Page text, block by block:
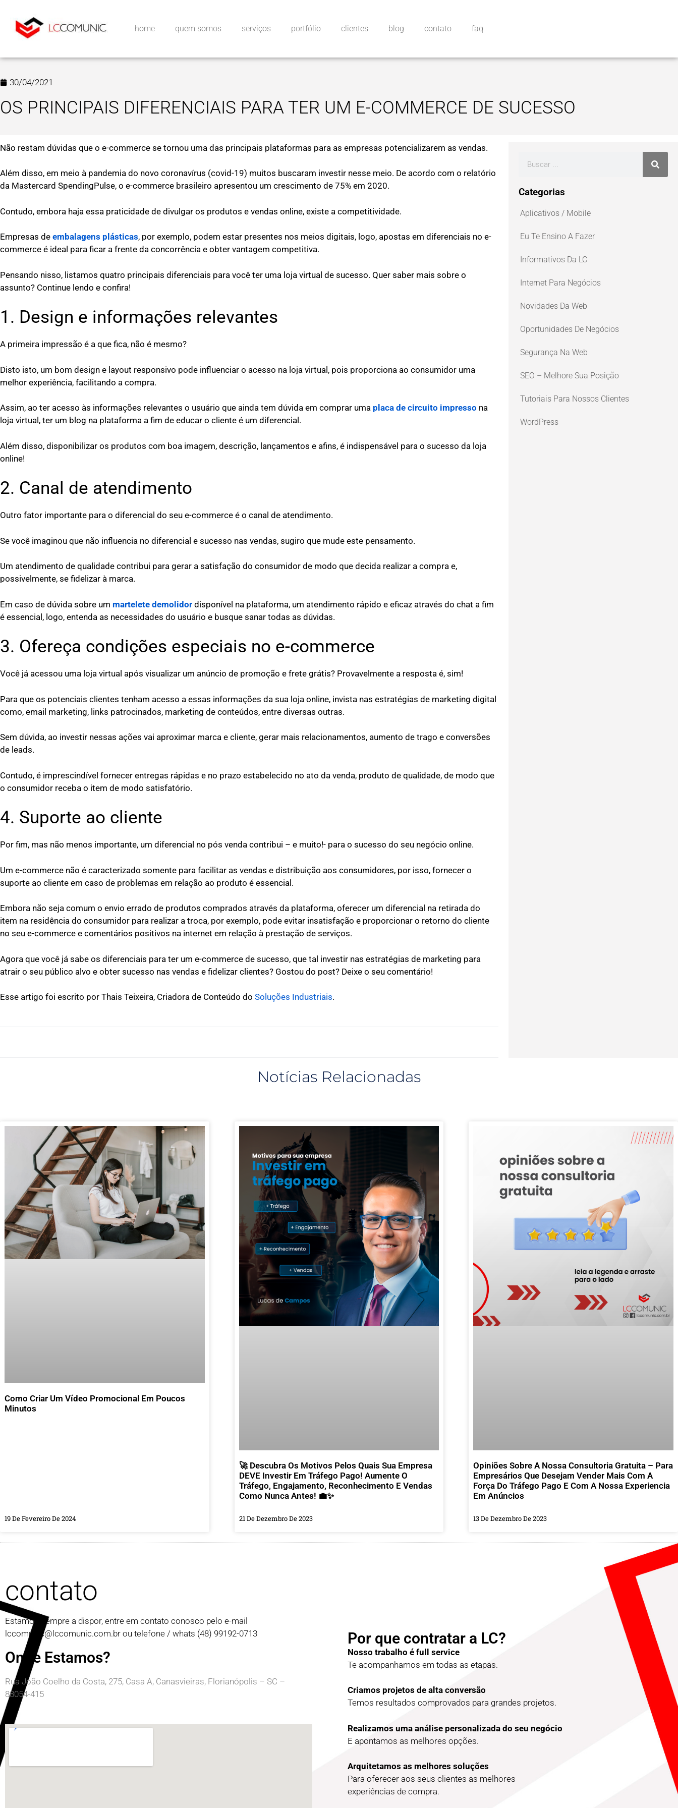
home quem somos serviços portfólio clientes blog contato faq
30/04/2021
OS PRINCIPAIS DIFERENCIAIS PARA TER UM E-COMMERCE DE SUCESSO
Não restam dúvidas que o e-commerce se tornou uma das principais plataformas para as empresas potencializarem as vendas.
Além disso, em meio à pandemia do novo coronavírus (covid-19) muitos buscaram investir nesse meio. De acordo com o relatório
da Mastercard SpendingPulse, o e-commerce brasileiro apresentou um crescimento de 75% em 2020.
Contudo, embora haja essa praticidade de divulgar os produtos e vendas online, existe a competitividade.
Empresas de embalagens plásticas, por exemplo, podem estar presentes nos meios digitais, logo, apostas em diferenciais no e-
commerce é ideal para ficar a frente da concorrência e obter vantagem competitiva.
Pensando nisso, listamos quatro principais diferenciais para você ter uma loja virtual de sucesso. Quer saber mais sobre o
assunto? Continue lendo e confira!
1. Design e informações relevantes
A primeira impressão é a que fica, não é mesmo?
Disto isto, um bom design e layout responsivo pode influenciar o acesso na loja virtual, pois proporciona ao consumidor uma
melhor experiência, facilitando a compra.
Assim, ao ter acesso às informações relevantes o usuário que ainda tem dúvida em comprar uma placa de circuito impresso na
loja virtual, ter um blog na plataforma a fim de educar o cliente é um diferencial.
Além disso, disponibilizar os produtos com boa imagem, descrição, lançamentos e afins, é indispensável para o sucesso da loja
online!
2. Canal de atendimento
Outro fator importante para o diferencial do seu e-commerce é o canal de atendimento.
Se você imaginou que não influencia no diferencial e sucesso nas vendas, sugiro que mude este pensamento.
Um atendimento de qualidade contribui para gerar a satisfação do consumidor de modo que decida realizar a compra e,
possivelmente, se fidelizar à marca.
Em caso de dúvida sobre um martelete demolidor disponível na plataforma, um atendimento rápido e eficaz através do chat a fim
é essencial, logo, entenda as necessidades do usuário e busque sanar todas as dúvidas.
3. Ofereça condições especiais no e-commerce
Você já acessou uma loja virtual após visualizar um anúncio de promoção e frete grátis? Provavelmente a resposta é, sim!
Para que os potenciais clientes tenham acesso a essas informações da sua loja online, invista nas estratégias de marketing digital
como, email marketing, links patrocinados, marketing de conteúdos, entre diversas outras.
Sem dúvida, ao investir nessas ações vai aproximar marca e cliente, gerar mais relacionamentos, aumento de trago e conversões
de leads.
Contudo, é imprescindível fornecer entregas rápidas e no prazo estabelecido no ato da venda, produto de qualidade, de modo que
o consumidor receba o item de modo satisfatório.
4. Suporte ao cliente
Por fim, mas não menos importante, um diferencial no pós venda contribui – e muito!- para o sucesso do seu negócio online.
Um e-commerce não é caracterizado somente para facilitar as vendas e distribuição aos consumidores, por isso, fornecer o
suporte ao cliente em caso de problemas em relação ao produto é essencial.
Embora não seja comum o envio errado de produtos comprados através da plataforma, oferecer um diferencial na retirada do
item na residência do consumidor para realizar a troca, por exemplo, pode evitar insatisfação e proporcionar o retorno do cliente
no seu e-commerce e comentários positivos na internet em relação à prestação de serviços.
Agora que você já sabe os diferenciais para ter um e-commerce de sucesso, que tal investir nas estratégias de marketing para
atrair o seu público alvo e obter sucesso nas vendas e fidelizar clientes? Gostou do post? Deixe o seu comentário!
Esse artigo foi escrito por Thais Teixeira, Criadora de Conteúdo do Soluções Industriais.
Categorias
Aplicativos / Mobile
Eu Te Ensino A Fazer
Informativos Da LC
Internet Para Negócios
Novidades Da Web
Oportunidades De Negócios
Segurança Na Web
SEO – Melhore Sua Posição
Tutoriais Para Nossos Clientes
WordPress
Notícias Relacionadas
Como Criar Um Vídeo Promocional Em Poucos
Minutos
19 De Fevereiro De 2024
🚀 Descubra Os Motivos Pelos Quais Sua Empresa
DEVE Investir Em Tráfego Pago! Aumente O
Tráfego, Engajamento, Reconhecimento E Vendas
Como Nunca Antes! 💼✨
21 De Dezembro De 2023
Opiniões Sobre A Nossa Consultoria Gratuita – Para
Empresários Que Desejam Vender Mais Com A
Força Do Tráfego Pago E Com A Nossa Experiencia
Em Anúncios
13 De Dezembro De 2023
contato
Estamos sempre a dispor, entre em contato conosco pelo e-mail
lccomunic@lccomunic.com.br ou telefone / whats (48) 99192-0713
Onde Estamos?
Rua João Coelho da Costa, 275, Casa A, Canasvieiras, Florianópolis – SC –
88054-415
Por que contratar a LC?
Nosso trabalho é full service
Te acompanhamos em todas as etapas.
Criamos projetos de alta conversão
Temos resultados comprovados para grandes projetos.
Realizamos uma análise personalizada do seu negócio
E apontamos as melhores opções.
Arquitetamos as melhores soluções
Para oferecer aos seus clientes as melhores
experiências de compra.